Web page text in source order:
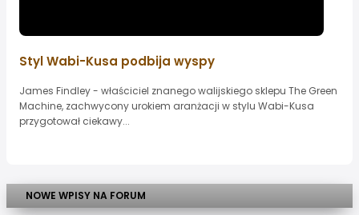
Styl Wabi-Kusa podbija wyspy
James Findley - właściciel znanego walijskiego sklepu The Green
Machine, zachwycony urokiem aranżacji w stylu Wabi-Kusa
przygotował ciekawy...
NOWE WPISY NA FORUM